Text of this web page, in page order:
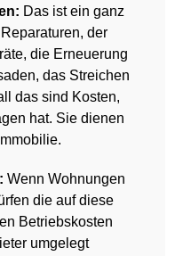
Das ist ein ganz
der
die Erneuerung
das Streichen
das sind Kosten,
hat. Sie dienen
Wenn Wohnungen
die auf diese
Betriebskosten
umgelegt